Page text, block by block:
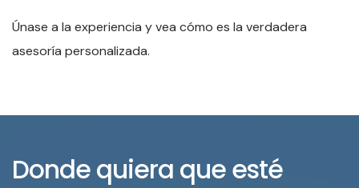
Únase a la experiencia y vea cómo es la verdadera
asesoría personalizada.
Donde quiera que esté